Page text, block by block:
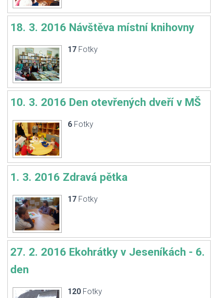
18. 3. 2016 Návštěva místní knihovny
17 Fotky
10. 3. 2016 Den otevřených dveří v MŠ
6 Fotky
1. 3. 2016 Zdravá pětka
17 Fotky
27. 2. 2016 Ekohrátky v Jeseníkách - 6.
den
120 Fotky